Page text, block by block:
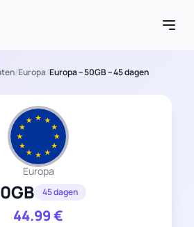
/Europa/Europa – 50GB – 45 dagen
Europa
45 dagen
44.99€